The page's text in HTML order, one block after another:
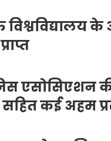
विश्वविद्यालय
एसोसिएशन
कई अहम